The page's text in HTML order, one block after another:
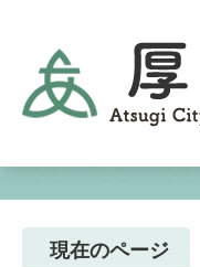
現在のページ